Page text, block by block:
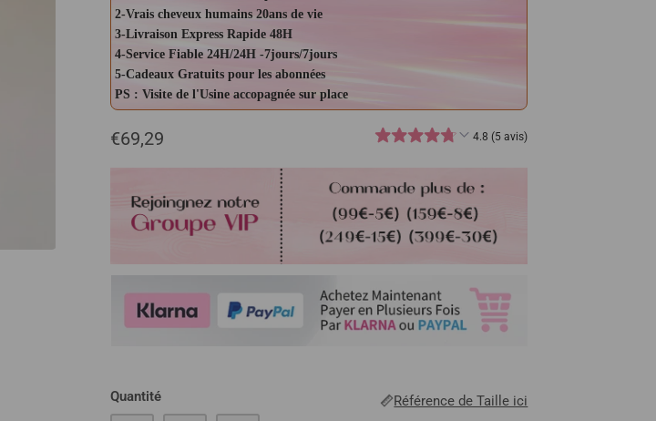
2-Vrais cheveux humains 20ans de vie
3-Livraison Express Rapide 48H
4-Service Fiable 24H/24H -7jours/7jours
5-Cadeaux Gratuits pour les abonnées
PS : Visite de l'Usine accopagnée sur place
€69,29 4.8 (5 avis)
Quantité Référence de Taille ici